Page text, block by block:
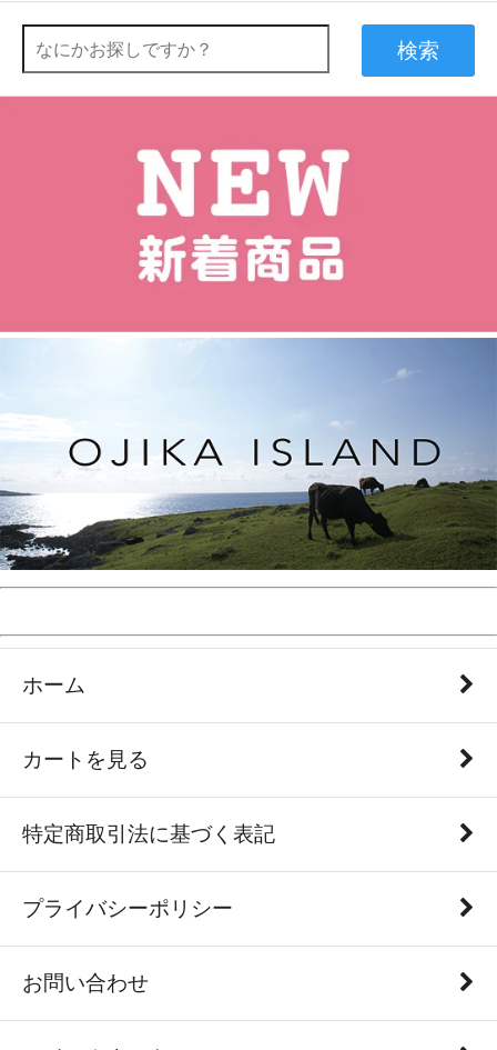
検索
ホーム
カートを見る
特定商取引法に基づく表記
プライバシーポリシー
お問い合わせ